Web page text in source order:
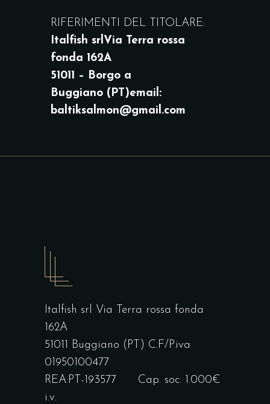
RIFERIMENTI DEL TITOLARE:
Italfish srlVia Terra rossa
fonda 162A
51011 – Borgo a
Buggiano (PT)email:
baltiksalmon@gmail.com
Italfish srl Via Terra rossa fonda
162A
51011 Buggiano (PT) C.F/P.iva
01950100477
REA:PT-193577 Cap. soc. 1.000€
i.v.